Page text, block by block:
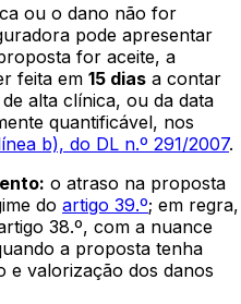
ou o dano não for
pode apresentar
for aceite, a
feita em 15 dias a contar
alta clínica, ou da data
quantificável, nos
b), do DL n.º 291/2007.
o atraso na proposta
do artigo 39.º; em regra,
38.º, com a nuance
a proposta tenha
e valorização dos danos